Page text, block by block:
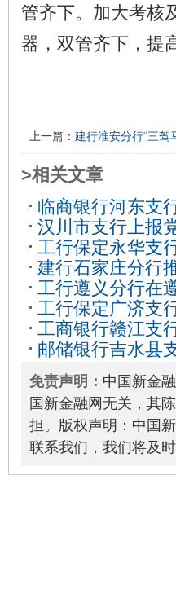
管齐下。加大考核
器，双管齐下，提
上一篇： 建行淮安分行“三驾
>相关文章
临商银行河东支
汉川市支行上报
工行保定永华支
2022-05-06
建行石家庄分行
2022-04-10
工行遵义分行在
30
工行保定广济支
看工行】2021-
工商银行赣江支
29
邮储银行吉水县
免责声明： 中国新金
国新金融网无关，其
担。版权声明：中国
联系我们，我们将及时